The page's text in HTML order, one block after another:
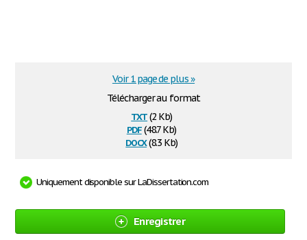
Télécharger au format
txt(2 Kb)
pdf(48.7 Kb)
docx(8.3 Kb)
Voir 1 page de plus »
Uniquement disponible sur LaDissertation.com
Enregistrer